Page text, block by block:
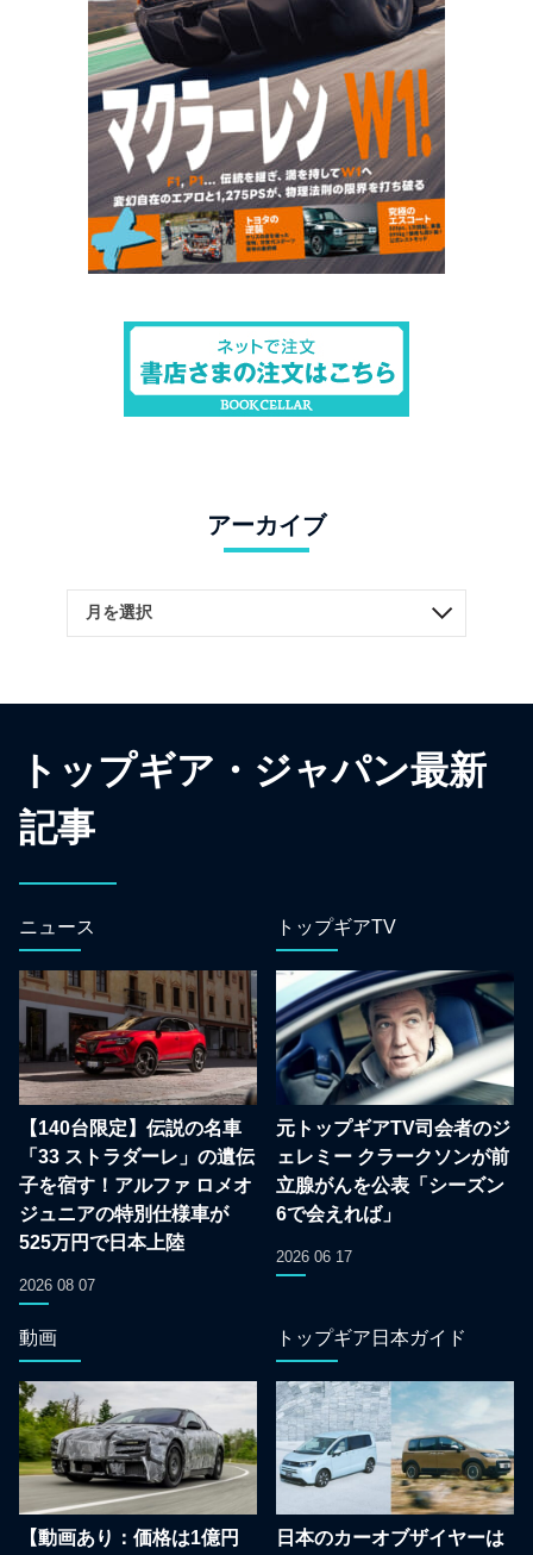
アーカイブ
トップギア・ジャパン最新
記事
ニュース
【140台限定】伝説の名車
「33 ストラダーレ」の遺伝
子を宿す！アルファ ロメオ
ジュニアの特別仕様車が
525万円で日本上陸
2026 08 07
トップギアTV
元トップギアTV司会者のジ
ェレミー クラークソンが前
立腺がんを公表「シーズン
6で会えれば」
2026 06 17
動画
【動画あり：価格は1億円
トップギア日本ガイド
日本のカーオブザイヤーは